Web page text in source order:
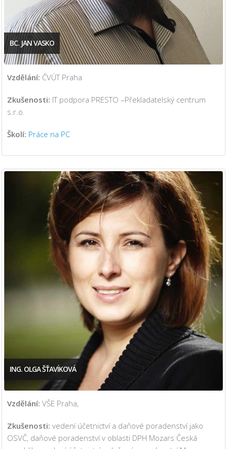
BC. JAN VASKO
Vzdělání: ČVÚT Praha
Zkušenosti: IT podpora PRESTO –Překladatelský centrum
s.r.o.
Školí: Práce na PC
ING. OLGA ŠŤAVÍKOVÁ
Vzdělání: VŠE Praha,
Zkušenosti: vedení účetnictví a daňové poradenství jako
OSVČ, daňové poradenství v oblasti DPH Mozars Česká